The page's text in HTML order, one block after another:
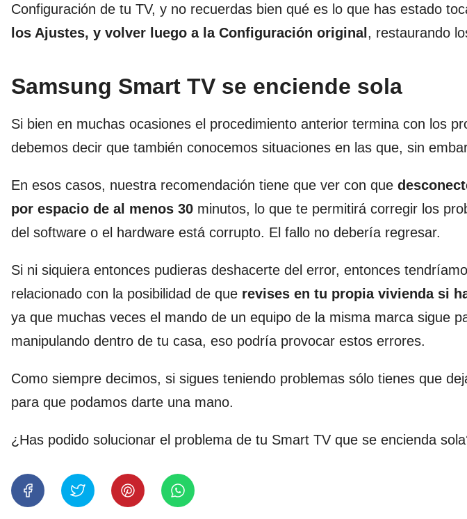
Configuración de tu TV, y no recuerdas bien qué es lo que has estado
los Ajustes, y volver luego a la Configuración original, restaurando
Samsung Smart TV se enciende sola
Si bien en muchas ocasiones el procedimiento anterior termina con los
debemos decir que también conocemos situaciones en las que, sin
En esos casos, nuestra recomendación tiene que ver con que
por espacio de al menos 30 minutos, lo que te permitirá corregir los
del software o el hardware está corrupto. El fallo no debería regresar.
Si ni siquiera entonces pudieras deshacerte del error, entonces
relacionado con la posibilidad de que revises en tu propia vivienda si
ya que muchas veces el mando de un equipo de la misma marca sigue
manipulando dentro de tu casa, eso podría provocar estos errores.
Como siempre decimos, si sigues teniendo problemas sólo tienes que
para que podamos darte una mano.
¿Has podido solucionar el problema de tu Smart TV que se encienda